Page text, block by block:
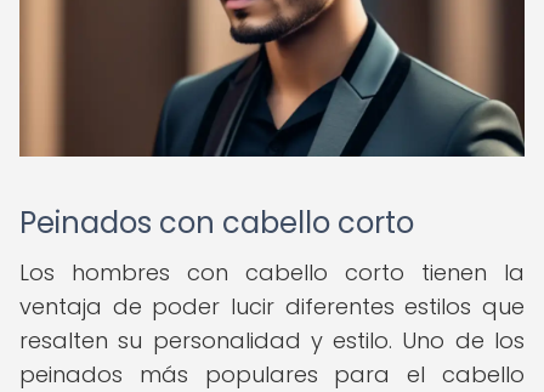
Peinados con cabello corto
Los hombres con cabello corto tienen la
ventaja de poder lucir diferentes estilos que
resalten su personalidad y estilo. Uno de los
peinados más populares para el cabello